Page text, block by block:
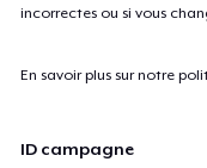
incorrectes ou si vous
En savoir plus sur notre
ID campagne